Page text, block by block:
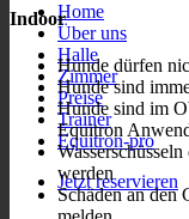
Home
Über uns
Halle
Zimmer
Preise
Trainer
Equitron-pro
Jetzt reservieren
Indoor
Hunde dürfen
Hunde sind
Hunde sind im
Equitron
werden
Schäden an den